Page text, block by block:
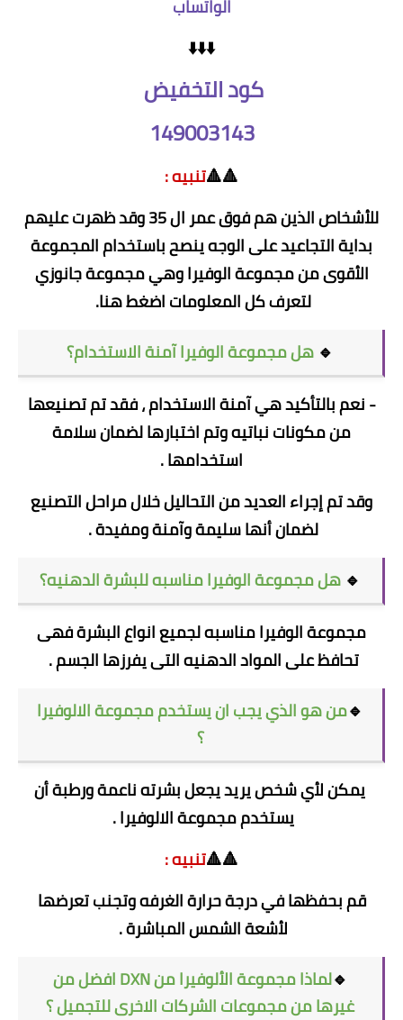
الواتساب
⬇️⬇️⬇️
كود التخفيض
149003143
🔺🔺تنبيه :
للأشخاص الذين هم فوق عمر ال 35 وقد ظهرت عليهم
بداية التجاعيد على الوجه ينصح باستخدام المجموعة
الأقوى من مجموعة الوفيرا وهي مجموعة جانوزي
لتعرف كل المعلوماتاضغط هنا.
🔹 هل مجموعة الوفيرا آمنة الاستخدام؟
- نعم بالتأكيد هي آمنة الاستخدام ، فقد تم تصنيعها
من مكونات نباتيه وتم اختبارها لضمان سلامة
استخدامها .
وقد تم إجراء العديد من التحاليل خلال مراحل التصنيع
لضمان أنها سليمة وآمنة ومفيدة .
🔹 هل مجموعة الوفيرا مناسبه للبشرة الدهنيه؟
مجموعة الوفيرا مناسبه لجميع انواع البشرة فهى
تحافظ على المواد الدهنيه التى يفرزها الجسم .
🔹من هو الذي يجب ان يستخدم مجموعة الالوفيرا
؟
يمكن لأي شخص يريد يجعل بشرته ناعمة ورطبة أن
يستخدم مجموعة الالوفيرا .
🔺🔺تنبيه :
قم بحفظها في درجة حرارة الغرفه وتجنب تعرضها
لأشعة الشمس المباشرة .
🔹
لماذا مجموعة الألوفيرا من DXN افضل من
غيرها من مجموعات الشركات الاخرى للتجميل ؟